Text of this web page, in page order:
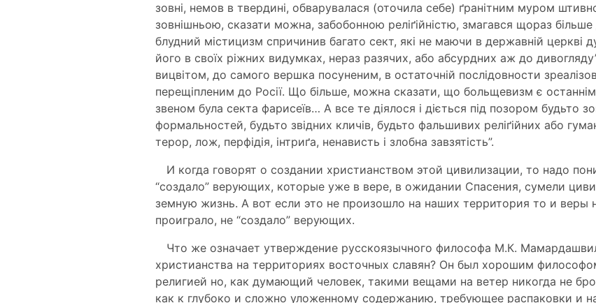
зовні, немов в твердині, обварувалася (оточила себе) ґранітним муром
зовнішньою, сказати можна, забобонною реліґійністю, змагався щораз
блудний містицизм спричинив багато сект, які не маючи в державній церкві
його в своїх ріжних видумках, нераз разячих, або абсурдних аж до
вицвітом, до самого вершка посуненим, в остаточній послідовности
перещіпленим до Росії. Що більше, можна сказати, що больщевизм є
звеном була секта фарисеїв… А все те діялося і діється під позором будьто
формальностей, будьто звідних кличів, будьто фальшивих реліґійних або
терор, лож, перфідія, інтриґа, ненависть і злобна завзятість”.
И когда говорят о создании христианством этой цивилизации, то надо
“создало” верующих, которые уже в вере, в ожидании Спасения, сумели
земную жизнь. А вот если это не произошло на наших территория то и веры
проиграло, не “создало” верующих.
Что же означает утверждение русскоязычного философа М.К.
христианства на территориях восточных славян? Он был хорошим
религией но, как думающий человек, такими вещами на ветер никогда не
как к глубоко и сложно уложенному содержанию, требующее распаковки и